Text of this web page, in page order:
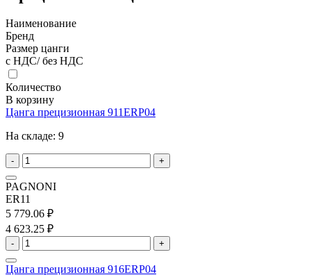
Наименование
Бренд
Размер цанги
с НДС/ без НДС
Количество
В корзину
Цанга прецизионная 911ERP04
На складе: 9
- +
PAGNONI
ER11
5 779.06 ₽
4 623.25 ₽
- +
Цанга прецизионная 916ERP04